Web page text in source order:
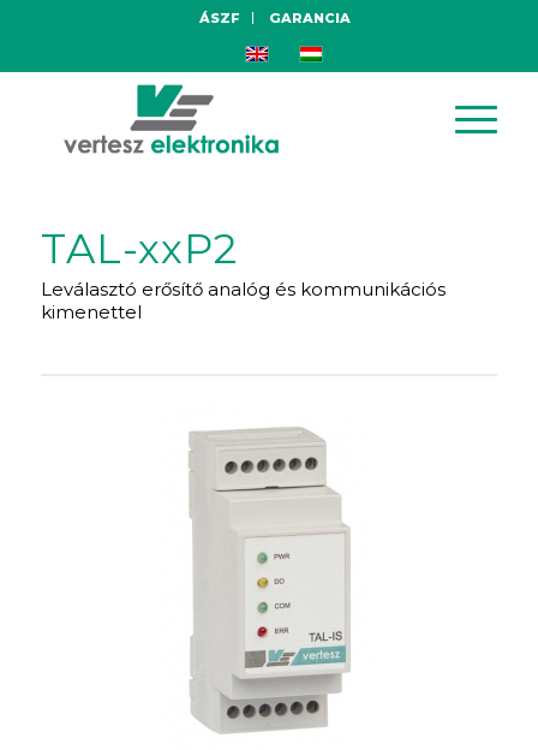
ÁSZF GARANCIA
TAL-xxP2
Leválasztó erősítő analóg és kommunikációs
kimenettel